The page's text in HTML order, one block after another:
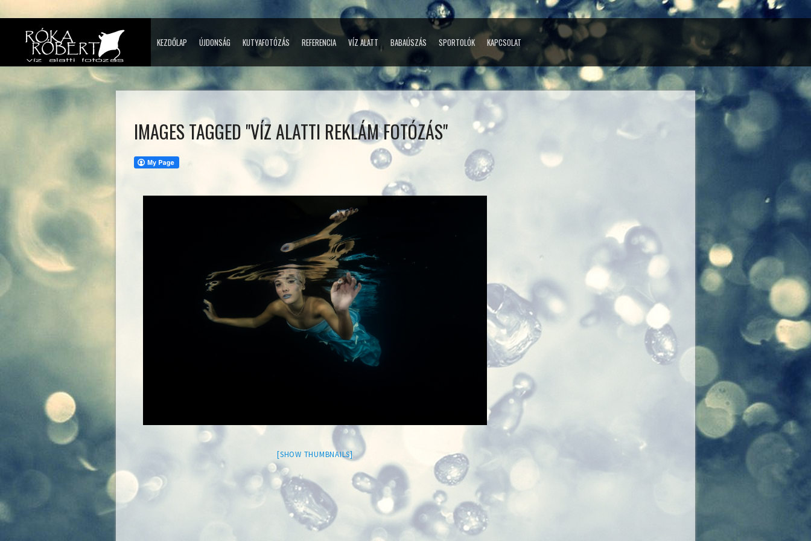
KEZDŐLAP ÚJDONSÁG KUTYAFOTÓZÁS REFERENCIA VÍZ ALATT BABAÚSZÁS SPORTOLÓK KAPCSOLAT
IMAGES TAGGED "VÍZ ALATTI REKLÁM FOTÓZÁS"
[SHOW THUMBNAILS]